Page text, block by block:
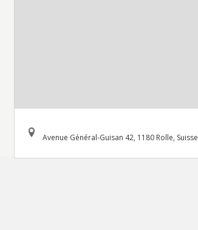
Avenue Général-Guisan 42, 1180 Rolle, Suisse